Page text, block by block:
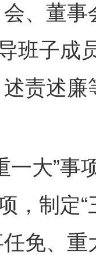
、董
班子
责述
大”事
，制定
免、